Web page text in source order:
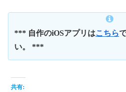
*** 自作のiOSアプリはこちら
い。 ***
共有: